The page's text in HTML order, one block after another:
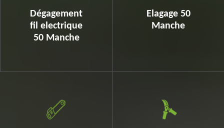
Dégagement
fil electrique
50 Manche
Elagage 50
Manche